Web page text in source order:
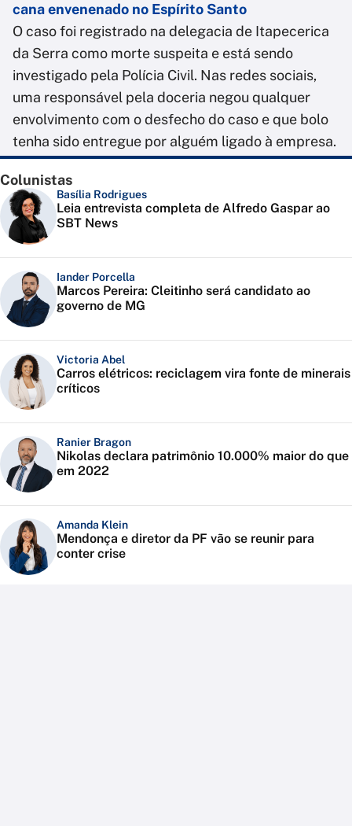
cana envenenado no Espírito Santo
O caso foi registrado na delegacia de Itapecerica
da Serra como morte suspeita e está sendo
investigado pela Polícia Civil. Nas redes sociais,
uma responsável pela doceria negou qualquer
envolvimento com o desfecho do caso e que bolo
tenha sido entregue por alguém ligado à empresa.
Colunistas
Basília Rodrigues
Leia entrevista completa de Alfredo Gaspar ao
SBT News
Iander Porcella
Marcos Pereira: Cleitinho será candidato ao
governo de MG
Victoria Abel
Carros elétricos: reciclagem vira fonte de minerais
críticos
Ranier Bragon
Nikolas declara patrimônio 10.000% maior do que
em 2022
Amanda Klein
Mendonça e diretor da PF vão se reunir para
conter crise